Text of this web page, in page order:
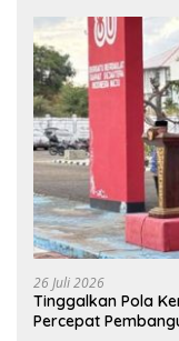
26 Juli 2026
Tinggalkan Pola
Percepat